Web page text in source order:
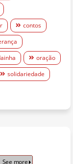
contos
oração
solidariedade